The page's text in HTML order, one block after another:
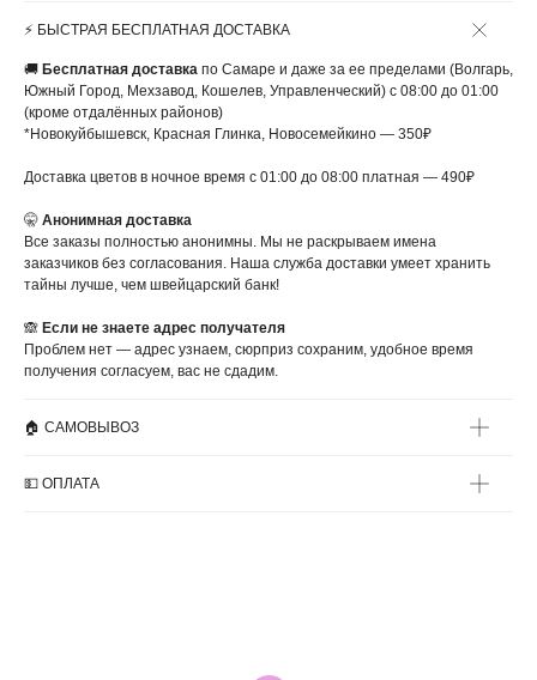
⚡️ БЫСТРАЯ БЕСПЛАТНАЯ ДОСТАВКА
🚚 Бесплатная доставка по Самаре и даже за ее пределами (Волгарь,
Южный Город, Мехзавод, Кошелев, Управленческий) с 08:00 до 01:00
(кроме отдалённых районов)
*Новокуйбышевск, Красная Глинка, Новосемейкино — 350₽
Доставка цветов в ночное время с 01:00 до 08:00 платная — 490₽
🤫 Анонимная доставка
Все заказы полностью анонимны. Мы не раскрываем имена
заказчиков без согласования. Наша служба доставки умеет хранить
тайны лучше, чем швейцарский банк!
🙈 Если не знаете адрес получателя
Проблем нет — адрес узнаем, сюрприз сохраним, удобное время
получения согласуем, вас не сдадим.
🏠 САМОВЫВОЗ
💵 ОПЛАТА